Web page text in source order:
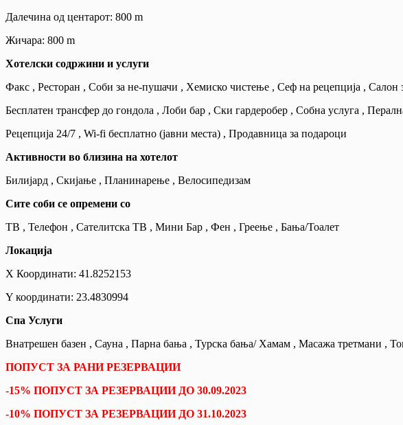
Далечина од центарот: 800 m
Жичара: 800 m
Хотелски содржини и услуги
Факс , Ресторан , Соби за не-пушачи , Хемиско чистење , Сеф на рецепција ,
Бесплатен трансфер до гондола , Лоби бар , Ски гардeробер , Собна услуга ,
Рецепција 24/7 , Wi-fi бесплатно (јавни места) , Продавница за подароци
Активности во близина на хотелот
Билијард , Скијање , Планинарење , Велосипедизам
Сите соби се опремени со
ТВ , Телефон , Сателитска ТВ , Мини Бар , Фен , Греење , Бања/Тоалет
Локација
X Координати: 41.8252153
Y координати: 23.4830994
Спа Услуги
Внатрешен базен , Сауна , Парна бања , Турска бања/ Хамам , Mасажа третмани ,
ПОПУСТ ЗА РАНИ РЕЗЕРВАЦИИ
-15% ПОПУСТ ЗА РЕЗЕРВАЦИИ ДО 30.09.2023
-10% ПОПУСТ ЗА РЕЗЕРВАЦИИ ДО 31.10.2023